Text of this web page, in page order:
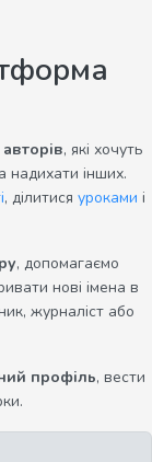
, які хочуть
надихати інших.
, ділитися уроками і
, допомагаємо
нові імена в
журналіст або
профіль, вести